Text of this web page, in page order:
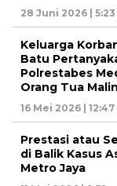
28 Juni 2026 |
Keluarga
Batu
Polrestabes
Orang Tua
16 Mei 2026 |
Prestasi atau
di Balik Kasus
Metro Jaya